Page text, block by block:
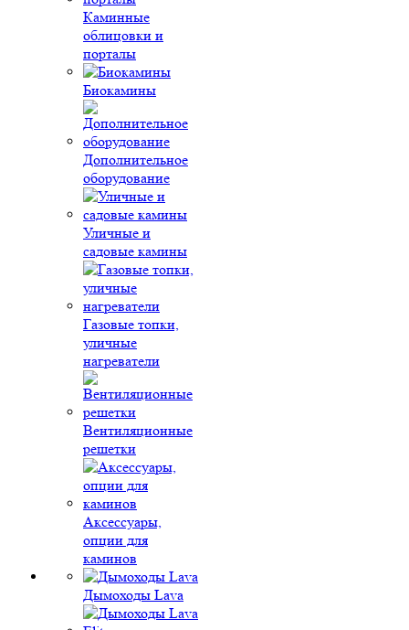
Каминные
облицовки и
порталы
Биокамины
Дополнительное
оборудование
Уличные и
садовые камины
Газовые топки,
уличные
нагреватели
Вентиляционные
решетки
Аксессуары,
опции для
каминов
Дымоходы Lava